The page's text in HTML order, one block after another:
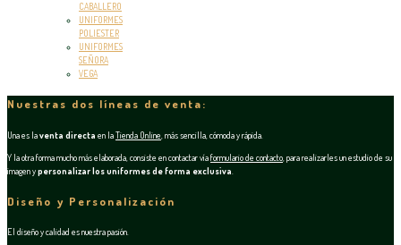
CABALLERO
UNIFORMES
POLIESTER
UNIFORMES
SEÑORA
VEGA
Nuestras dos líneas de venta:
Una es laventa directa en laTienda Online , más sencilla, cómoda y rápida.
Y la otra forma mucho más elaborada, consiste en contactar víaformulario de contacto , para realizarles un estudio de su
imagen ypersonalizar los uniformes de forma exclusiva
Diseño y Personalización
El diseño y calidad es nuestra pasión.